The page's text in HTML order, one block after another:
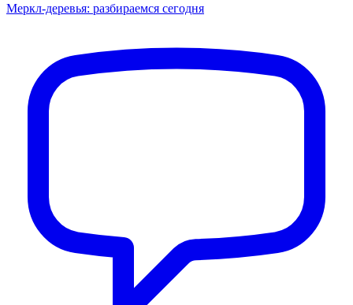
Меркл-деревья: разбираемся сегодня